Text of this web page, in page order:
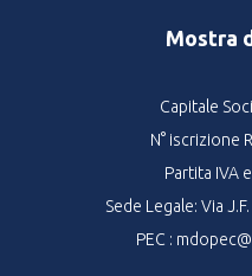
Mostra
Capitale
N° iscrizione
Partita IVA
Sede Legale: Via
PEC :